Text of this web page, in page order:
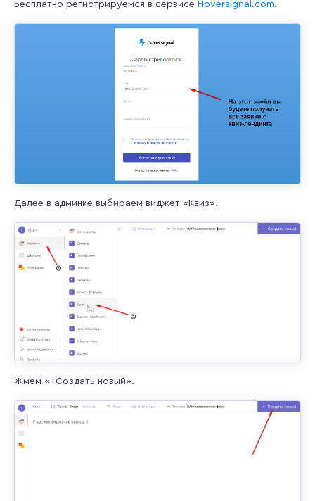
Бесплатно регистрируемся в сервисе Hoversignal.com.
Далее в админке выбираем виджет «Квиз».
Жмем «+Создать новый».